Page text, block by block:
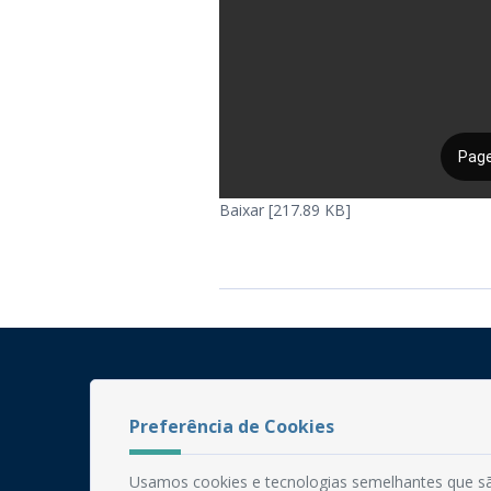
Baixar [217.89 KB]
Preferência de Cookies
Usamos cookies e tecnologias semelhantes que